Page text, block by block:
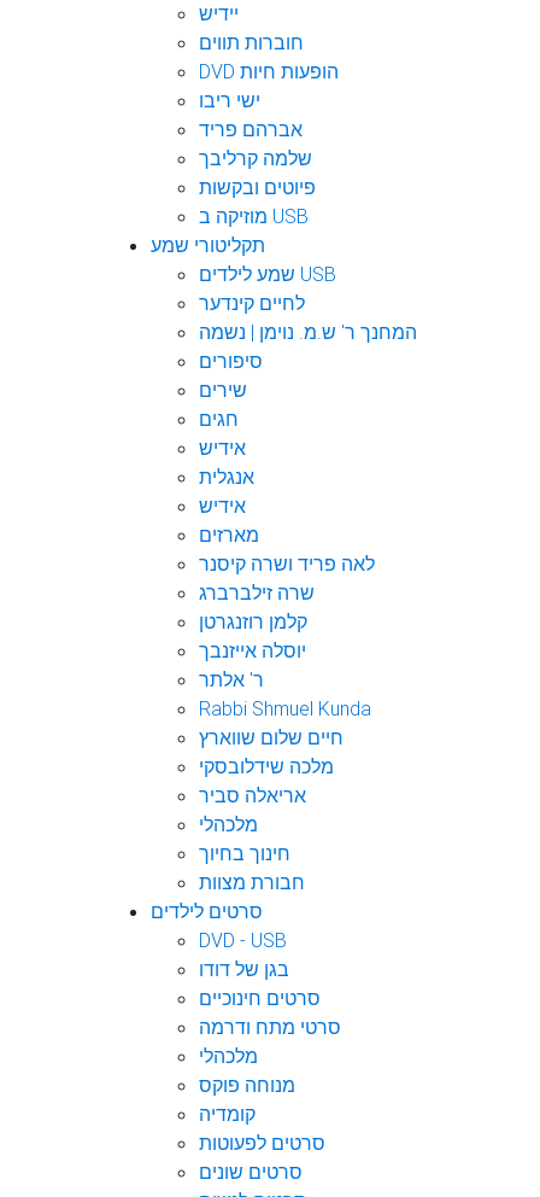
יידיש
חוברות תווים
DVD הופעות חיות
ישי ריבו
אברהם פריד
שלמה קרליבך
פיוטים ובקשות
מוזיקה ב USB
תקליטורי שמע
שמע לילדים USB
לחיים קינדער
המחנך ר' ש.מ. נוימן | נשמה
סיפורים
שירים
חגים
אידיש
אנגלית
אידיש
מארזים
לאה פריד ושרה קיסנר
שרה זילברברג
קלמן רוזנגרטן
יוסלה אייזנבך
ר' אלתר
Rabbi Shmuel Kunda
חיים שלום שווארץ
מלכה שידלובסקי
אריאלה סביר
מלכהלי
חינוך בחיוך
חבורת מצוות
סרטים לילדים
DVD - USB
בגן של דודו
סרטים חינוכיים
סרטי מתח ודרמה
מלכהלי
מנוחה פוקס
קומדיה
סרטים לפעוטות
סרטים שונים